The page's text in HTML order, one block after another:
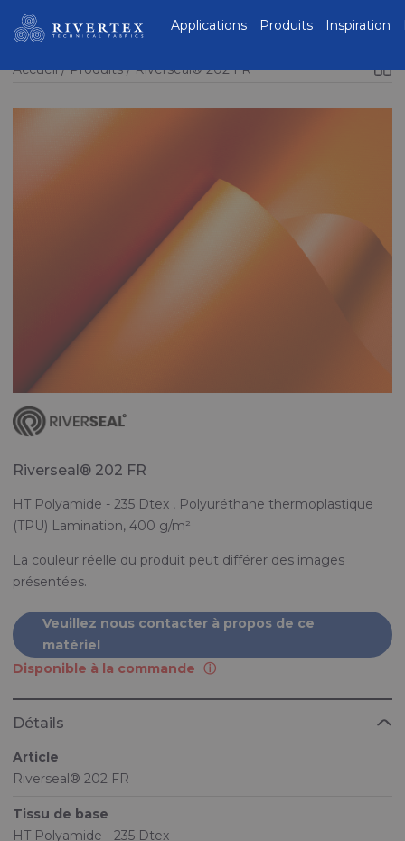
Accueil Produits Riverseal® 202 FR
Riverseal® 202 FR
HT Polyamide - 235 Dtex , Polyuréthane thermoplastique
(TPU) Lamination, 400 g/m²
La couleur réelle du produit peut différer des images
présentées.
Veuillez nous contacter à propos de ce
matériel
Disponible à la commande
Détails
Article
Riverseal® 202 FR
Tissu de base
HT Polyamide - 235 Dtex
Rivertex Technical
Fabrics Group
Applications Produits Inspiration